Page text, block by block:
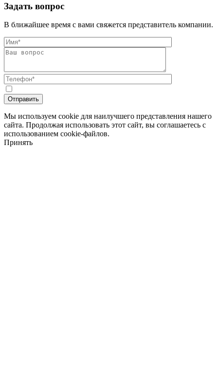
Задать вопрос
В ближайшее время с вами свяжется представитель компании.
Мы используем cookie для наилучшего представления нашего
сайта. Продолжая использовать этот сайт, вы соглашаетесь с
использованием cookie-файлов.
Принять